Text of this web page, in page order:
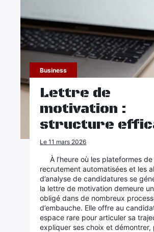
Business
Lettre de
motivation :
structure
Le 11 mars 2026
À l’heure où les plateformes de
recrutement automatisées et les
d’analyse de candidatures se
la lettre de motivation demeure
obligé dans de nombreux
d’embauche. Elle offre au
espace rare pour articuler sa
expliquer ses choix et démontrer,